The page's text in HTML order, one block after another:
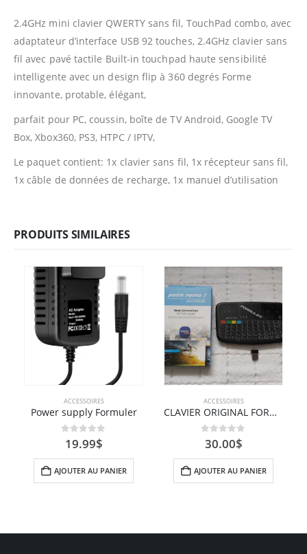
2.4GHz mini clavier QWERTY sans fil, TouchPad combo, avec
adaptateur d’interface USB 92 touches, 2.4GHz clavier sans
fil avec pavé tactile Built-in touchpad haute sensibilité
intelligente avec un design flip à 360 degrés Forme
innovante, protable, élégant,
parfait pour PC, coussin, boîte de TV Android, Google TV
Box, Xbox360, PS3, HTPC / IPTV,
Le paquet contient: 1x clavier sans fil, 1x récepteur sans fil,
1x câble de données de recharge, 1x manuel d’utilisation
PRODUITS SIMILAIRES
ACCESSOIRES
Power supply Formuler
sur 5
19.99$
AJOUTER AU PANIER
ACCESSOIRES
CLAVIER ORIGINAL FORMULER
0sur 5
30.00$
AJOUTER AU PANIER